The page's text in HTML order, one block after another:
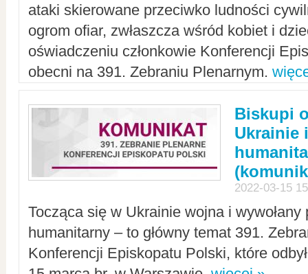
ataki skierowane przeciwko ludności
ogrom ofiar, zwłaszcza wśród kobiet i
oświadczeniu członkowie Konferencji
obecni na 391. Zebraniu Plenarnym.
Biskupi
Ukrainie
2022-03-15
Tocząca się w Ukrainie wojna i
humanitarny – to główny temat 391.
Konferencji Episkopatu Polski, które